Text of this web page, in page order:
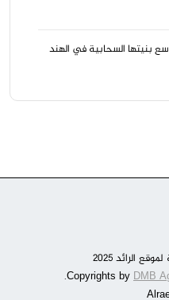
بنيتها السحابية في الهند
الرائد 2025
DMB